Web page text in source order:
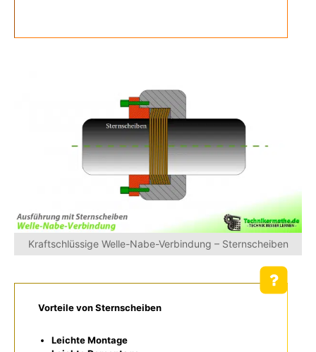
Kraftschlüssige Welle-Nabe-Verbindung – Sternscheiben
Vorteile von Sternscheiben
Leichte Montage